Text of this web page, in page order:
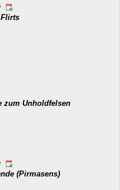
zum Unholdfelsen
(Pirmasens)